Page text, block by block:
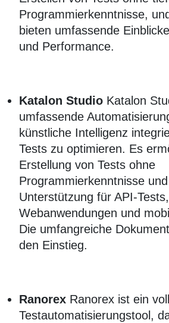
Programmierkenntnisse,
bieten umfassende
und Performance.
Katalon Studio Katalon
umfassende
künstliche Intelligenz
Tests zu optimieren. Es
Erstellung von Tests ohne
Programmierkenntnisse
Unterstützung für API-Tests,
Webanwendungen und
Die umfangreiche
den Einstieg.
Ranorex Ranorex ist ein
Testautomatisierungstool,